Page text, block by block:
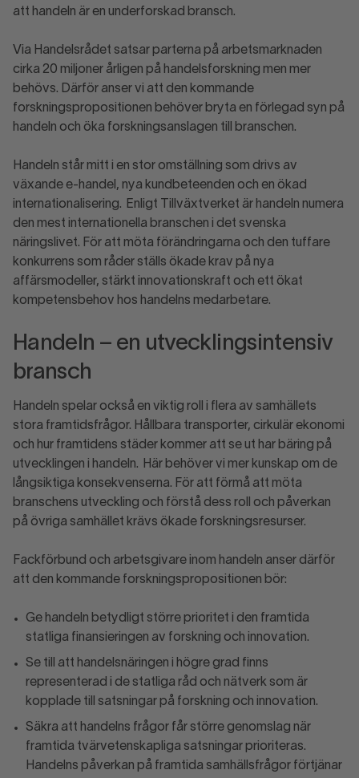
att handeln är en underforskad bransch.
Via Handelsrådet satsar parterna på arbetsmarknaden
cirka 20 miljoner årligen på handelsforskning men mer
behövs. Därför anser vi att den kommande
forskningspropositionen behöver bryta en förlegad syn på
handeln och öka forskningsanslagen till branschen.
Handeln står mitt i en stor omställning som drivs av
växande e-handel, nya kundbeteenden och en ökad
internationalisering. Enligt Tillväxtverket är handeln numera
den mest internationella branschen i det svenska
näringslivet. För att möta förändringarna och den tuffare
konkurrens som råder ställs ökade krav på nya
affärsmodeller, stärkt innovationskraft och ett ökat
kompetensbehov hos handelns medarbetare.
Handeln – en utvecklingsintensiv
bransch
Handeln spelar också en viktig roll i flera av samhällets
stora framtidsfrågor. Hållbara transporter, cirkulär ekonomi
och hur framtidens städer kommer att se ut har bäring på
utvecklingen i handeln. Här behöver vi mer kunskap om de
långsiktiga konsekvenserna. För att förmå att möta
branschens utveckling och förstå dess roll och påverkan
på övriga samhället krävs ökade forskningsresurser.
Fackförbund och arbetsgivare inom handeln anser därför
att den kommande forskningspropositionen bör:
Ge handeln betydligt större prioritet i den framtida
statliga finansieringen av forskning och innovation.
Se till att handelsnäringen i högre grad finns
representerad i de statliga råd och nätverk som är
kopplade till satsningar på forskning och innovation.
Säkra att handelns frågor får större genomslag när
framtida tvärvetenskapliga satsningar prioriteras.
Handelns påverkan på framtida samhällsfrågor förtjänar